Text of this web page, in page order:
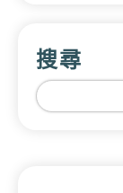
搜尋